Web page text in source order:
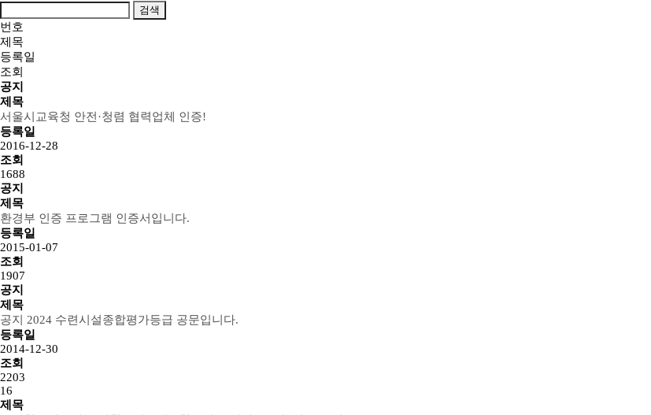
검색
번호
제목
등록일
조회
공지
제목
서울시교육청 안전·청렴 협력업체 인증!
등록일
2016-12-28
조회
1688
공지
제목
환경부 인증 프로그램 인증서입니다.
등록일
2015-01-07
조회
1907
공지
제목
공지
2024 수련시설종합평가등급 공문입니다.
등록일
2014-12-30
조회
2203
16
제목